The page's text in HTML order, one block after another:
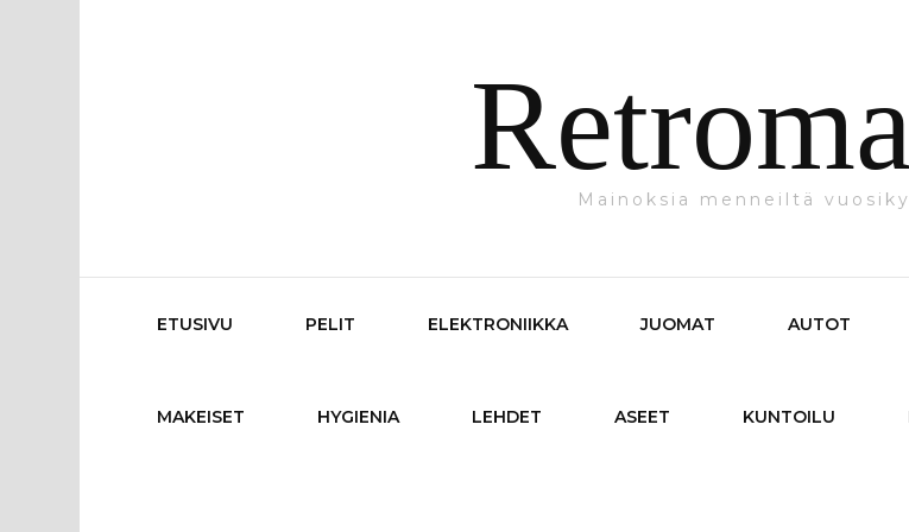
Mainoksia menneiltä
ETUSIVU PELIT ELEKTRONIIKKA JUOMAT AUTOT
MAKEISET HYGIENIA LEHDET ASEET KUNTOILU